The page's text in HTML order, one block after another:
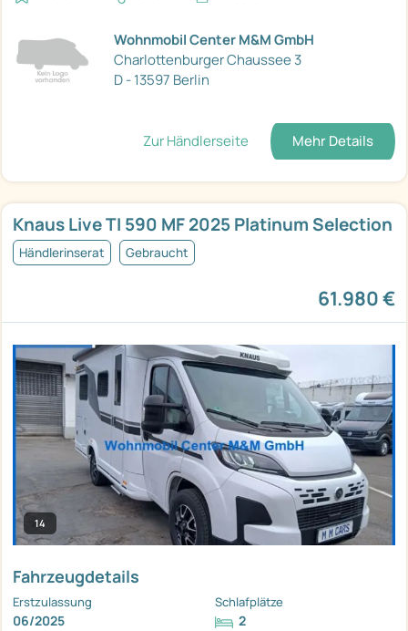
Wohnmobil Center M&M GmbH
Charlottenburger Chaussee 3
D - 13597 Berlin
Zur Händlerseite Mehr Details
Knaus Live TI 590 MF 2025 Platinum Selection
Händlerinserat Gebraucht
61.980 €
14
Fahrzeugdetails
Erstzulassung
06/2025
Schlafplätze
2